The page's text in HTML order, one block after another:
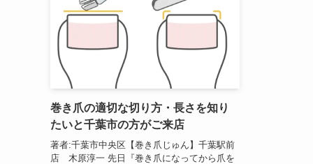
巻き爪の適切な切り方・長さを知り
たいと千葉市の方がご来店
著者:千葉市中央区【巻き爪じゅん】千葉駅前
店 木原淳一 先日『巻き爪になってから爪を